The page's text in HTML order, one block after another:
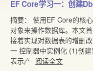
EF Core学习一：创建
摘要： 使用EF Core的核
对象来操作数据库。本文
接着实现对数据表的增删
一 控制器中实例化 (1)创
表示产 阅读全文